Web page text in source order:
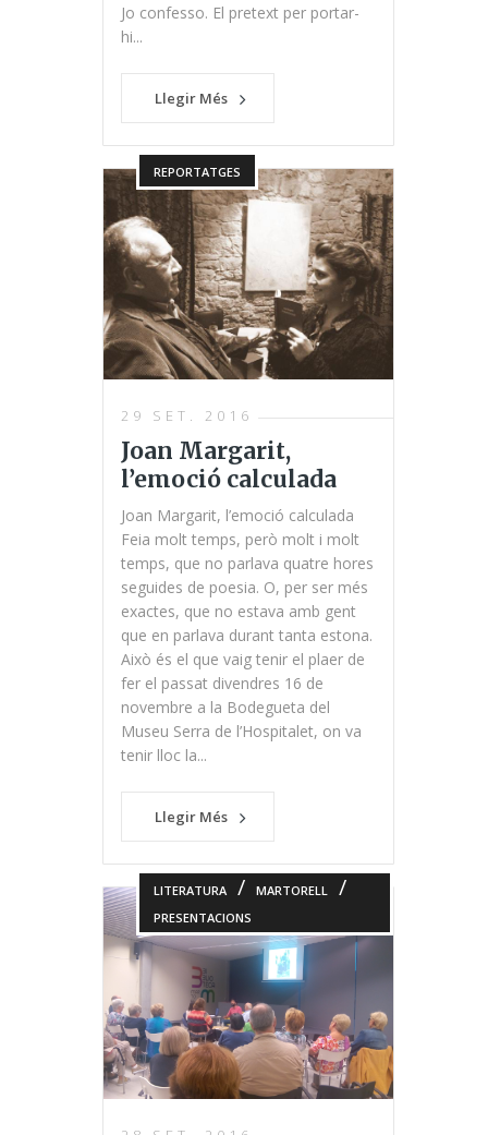
Jo confesso. El pretext per portar-
hi...
Llegir Més
REPORTATGES
29 SET. 2016
Joan Margarit,
l’emoció calculada
Joan Margarit, l’emoció calculada
Feia molt temps, però molt i molt
temps, que no parlava quatre hores
seguides de poesia. O, per ser més
exactes, que no estava amb gent
que en parlava durant tanta estona.
Això és el que vaig tenir el plaer de
fer el passat divendres 16 de
novembre a la Bodegueta del
Museu Serra de l’Hospitalet, on va
tenir lloc la...
Llegir Més
LITERATURA / MARTORELL /
PRESENTACIONS